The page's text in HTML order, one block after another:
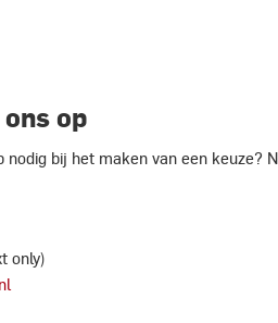
op
bij het maken van een keuze?
only)